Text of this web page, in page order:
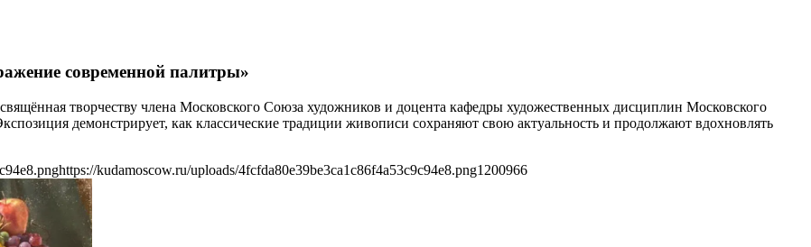
современной палитры»
творчеству члена Московского Союза художников и доцента кафедры художественных дисциплин Московского
демонстрирует, как классические традиции живописи сохраняют свою актуальность и продолжают вдохновлять
https://kudamoscow.ru/uploads/4fcfda80e39be3ca1c86f4a53c9c94e8.png1200966